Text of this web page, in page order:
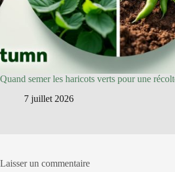
Quand semer les haricots verts pour une
7 juillet 2026
Laisser un commentaire